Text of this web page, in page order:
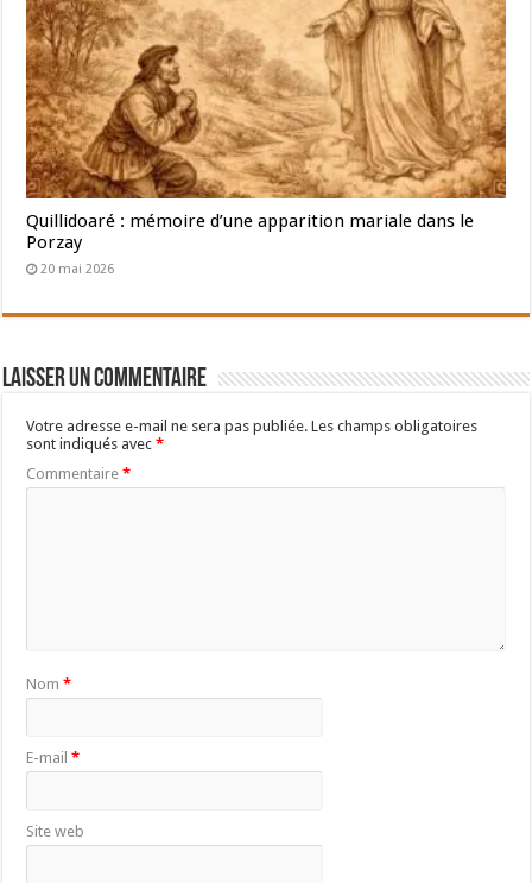
Quillidoaré : mémoire d’une apparition mariale dans le
Porzay
20 mai 2026
Laisser un commentaire
Votre adresse e-mail ne sera pas publiée. Les champs obligatoires
sont indiqués avec*
Commentaire*
Nom*
E-mail*
Site web